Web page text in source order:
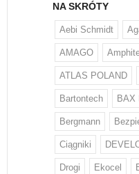
NA SKRÓTY
Aebi Schmidt
AMAGO
ATLAS POLAND
Bartontech BAX
Bergmann
Ciągniki
Drogi Ekocel